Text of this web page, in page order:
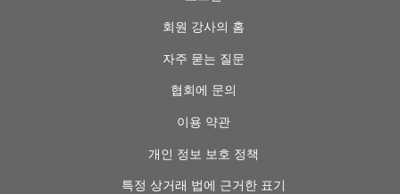
회원 강사의 홈
자주 묻는 질문
협회에 문의
이용 약관
개인 정보 보호 정책
특정 상거래 법에 근거한 표기